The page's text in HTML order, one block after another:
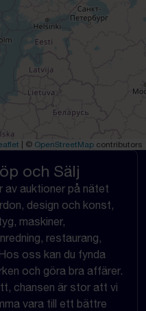
© OpenStreetMap contributors
och Sälj
av auktioner på nätet
design och konst,
maskiner,
restaurang,
oss kan du fynda
och göra bra affärer.
chansen är stor att vi
vara till ett bättre